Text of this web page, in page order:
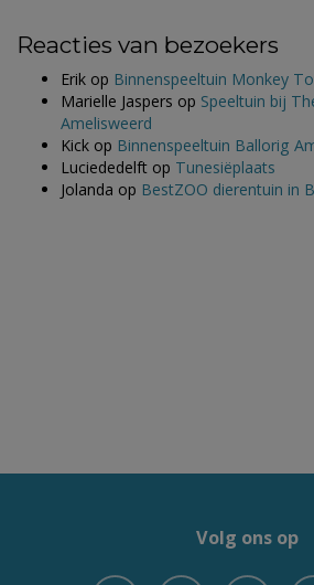
Reacties van bezoekers
Erik op Binnenspeeltuin Monkey
Marielle Jaspers op Speeltuin bij
Amelisweerd
Kick op Binnenspeeltuin Ballorig
Luciededelft op Tunesiëplaats
Jolanda op BestZOO dierentuin in
Volg ons op